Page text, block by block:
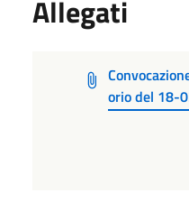
Allegati
orio del 18-